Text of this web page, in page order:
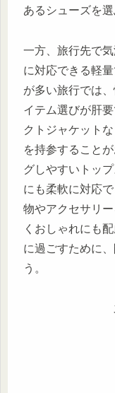
あるシューズを
一方、旅行先で
に対応できる軽
が多い旅行では
イテム選びが肝
クトジャケット
を持参すること
グしやすいトッ
にも柔軟に対応
物やアクセサリ
くおしゃれにも
に過ごすために
う。